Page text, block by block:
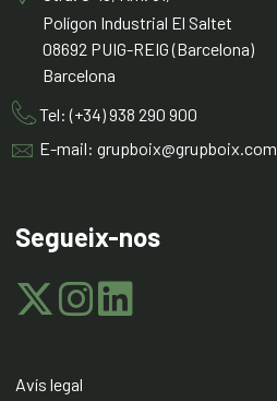
Polígon Industrial El Saltet
08692 PUIG-REIG (Barcelona)
Barcelona
Tel: (+34) 938 290 900
E-mail: grupboix@grupboix.com
Segueix-nos
Avís legal